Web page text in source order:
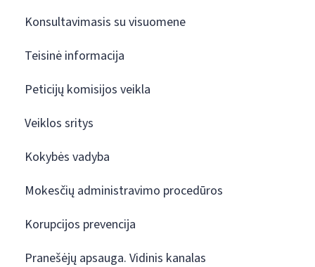
Konsultavimasis su visuomene
Teisinė informacija
Peticijų komisijos veikla
Veiklos sritys
Kokybės vadyba
Mokesčių administravimo procedūros
Korupcijos prevencija
Pranešėjų apsauga. Vidinis kanalas